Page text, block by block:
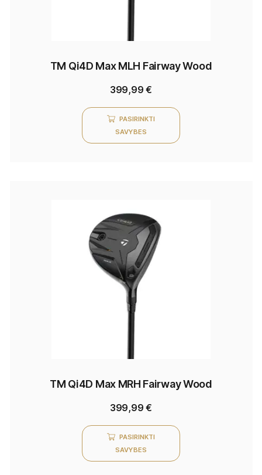
TM Qi4D Max MLH Fairway Wood
399,99€
PASIRINKTI
SAVYBES
TM Qi4D Max MRH Fairway Wood
399,99€
PASIRINKTI
SAVYBES